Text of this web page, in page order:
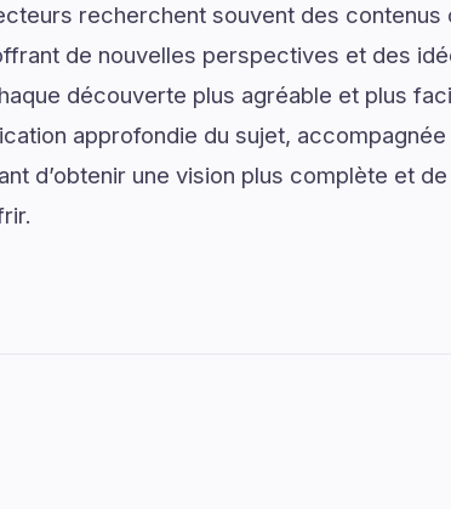
recherchent souvent des contenus
de nouvelles perspectives et des
découverte plus agréable et plus
approfondie du sujet, accompagnée
d’obtenir une vision plus complète et